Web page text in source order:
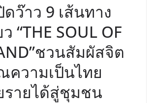
ดว๊าว 9 เส้นทาง
“THE SOUL OF
ชวนสัมผัสจิต
วามเป็นไทย
รายได้สู่ชุมชน